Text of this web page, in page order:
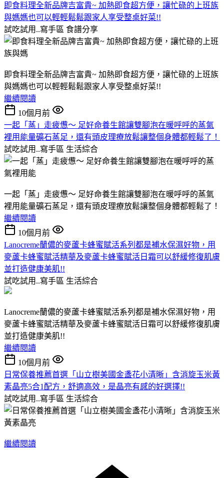
即食料理全新品牌吉富貴~ 加熱即食超方便，讓忙碌的上班族
與媽媽也可以輕輕鬆鬆跟家人享受整桌好菜!!
試吃試用..寫手區 食譜分享
即食料理全新品牌吉富貴~ 加熱即食超方便，讓忙碌的上班族
與媽媽也可以輕輕鬆鬆跟家人享受整桌好菜!!
繼續閱讀
10個月前
一起「蒸」走疲憊～ 足好命養生館讓雙腳泡在暖呼呼的蒸氣
裡用能量礦石蒸足，還有頭皮理療放鬆讓整個身體都輕鬆了！
試吃試用..寫手區 生活綜合
一起「蒸」走疲憊～ 足好命養生館讓雙腳泡在暖呼呼的蒸氣
裡用能量礦石蒸足，還有頭皮理療放鬆讓整個身體都輕鬆了！
繼續閱讀
10個月前
Lanocreme蘭儂的麥蘆卡蜂蜜賦活系列都是補水保濕好物，用
麥蘆卡蜂蜜賦活精華及麥蘆卡蜂蜜賦活日霜可以舒緩修復肌膚
並打造健康美肌!!
試吃試用..寫手區 生活綜合
Lanocreme蘭儂的麥蘆卡蜂蜜賦活系列都是補水保濕好物，用
麥蘆卡蜂蜜賦活精華及麥蘆卡蜂蜜賦活日霜可以舒緩修復肌膚
並打造健康美肌!!
繼續閱讀
10個月前
日常保養推薦首選「山立樹美國金盞花小清晰」含消旋玉米黃
素晶亮5合1配方，舒適高效，是晶亮有感的好選擇!!
試吃試用..寫手區 生活綜合
繼續閱讀